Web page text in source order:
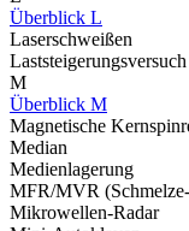
Überblick L
Laserschweißen
M
Überblick M
Magnetische
Median
Medienlagerung
MFR/MVR
Mikrowellen-Radar